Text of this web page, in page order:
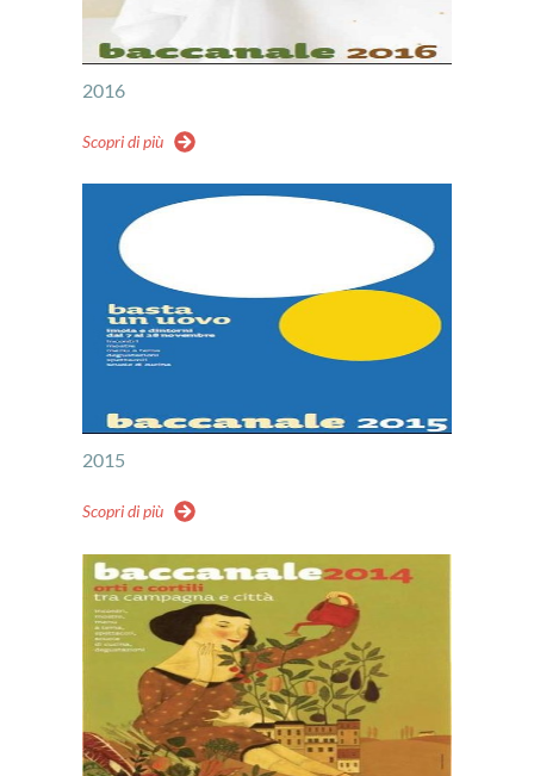
2016
Scopri di più
2015
Scopri di più